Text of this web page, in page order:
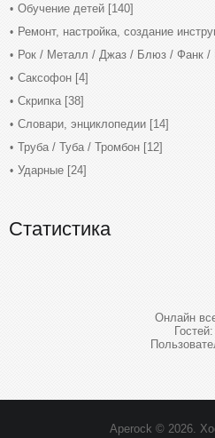
Обучение детей [140]
Ремонт, настройка, создание
Рок / Металл / Джаз / Блюз / Фанк
Саксофон [4]
Скрипка [38]
Словари, энциклопедии [14]
Труба / Туба / Тромбон [12]
Ударные [24]
Статистика
Онлайн
Гостей:
Aperock © 2026.